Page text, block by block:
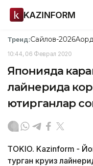
KAZINFORM
Тренд:Сайлов-2026
10:44, 06 Феврал 2020
Японияда
лайнерида
юқтирганлар
TOKIO. Kazinform -
турган круиз